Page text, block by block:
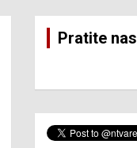
Pratite